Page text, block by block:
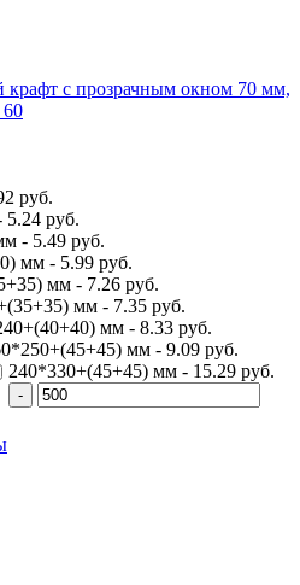
с прозрачным окном 70 мм,
60
руб.
руб.
- 5.49 руб.
мм - 5.99 руб.
мм - 7.26 руб.
мм - 7.35 руб.
мм - 8.33 руб.
мм - 9.09 руб.
240*330+(45+45) мм - 15.29 руб.